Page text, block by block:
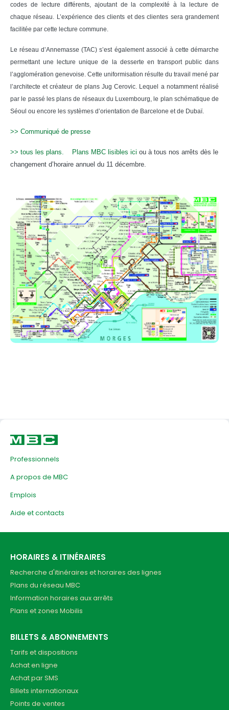
codes de lecture différents, ajoutant de la complexité à la lecture de
chaque réseau. L’expérience des clients et des clientes sera grandement
facilitée par cette lecture commune.
Le réseau d’Annemasse (TAC) s’est également associé à cette démarche
permettant une lecture unique de la desserte en transport public dans
l’agglomération genevoise. Cette uniformisation résulte du travail mené par
l’architecte et créateur de plans Jug Cerovic. Lequel a notamment réalisé
par le passé les plans de réseaux du Luxembourg, le plan schématique de
Séoul ou encore les systèmes d’orientation de Barcelone et de Dubaï.
>> Communiqué de presse
>> tous les plans. Plans MBC lisibles ici ou à tous nos arrêts dès le
changement d’horaire annuel du 11 décembre.
Professionnels
A propos de MBC
Emplois
Aide et contacts
HORAIRES & ITINÉRAIRES
Recherche d'itinéraires et horaires des lignes
Plans du réseau MBC
Information horaires aux arrêts
Plans et zones Mobilis
BILLETS & ABONNEMENTS
Tarifs et dispositions
Achat en ligne
Achat par SMS
Billets internationaux
Points de ventes